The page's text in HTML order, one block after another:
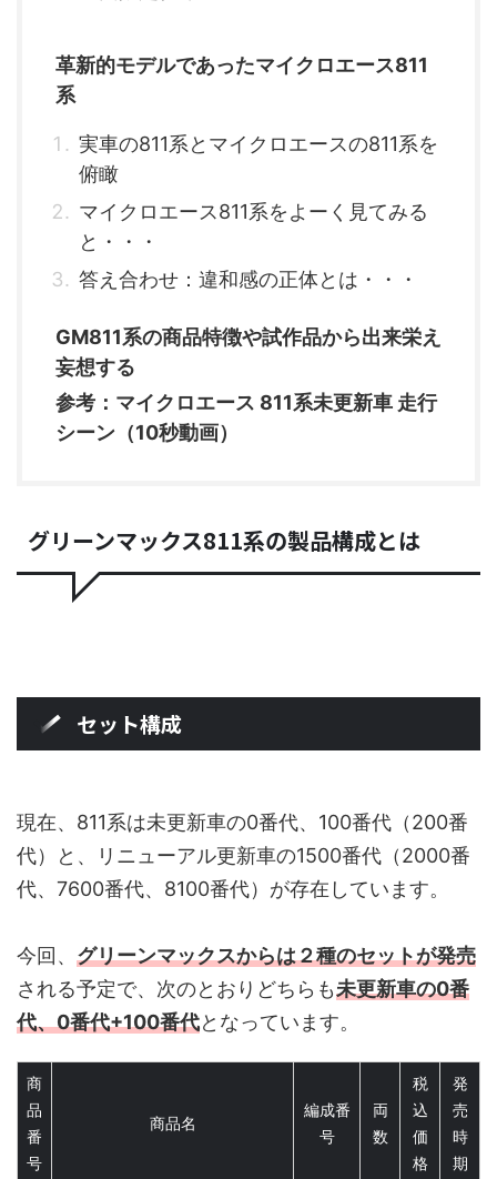
革新的モデルであったマイクロエース811
系
実車の811系とマイクロエースの811系を
俯瞰
マイクロエース811系をよーく見てみる
と・・・
答え合わせ：違和感の正体とは・・・
GM811系の商品特徴や試作品から出来栄え
妄想する
参考：マイクロエース 811系未更新車 走行
シーン（10秒動画）
グリーンマックス811系の製品構成とは
セット構成
現在、811系は未更新車の0番代、100番代（200番
代）と、リニューアル更新車の1500番代（2000番
代、7600番代、8100番代）が存在しています。
今回、 グリーンマックスからは２種のセットが発売
される予定で、次のとおりどちらも未更新車の0番
代、0番代+100番代となっています。
商
品
番
号
商品名
編成番
号
両
数
税
込
価
格
発
売
時
期